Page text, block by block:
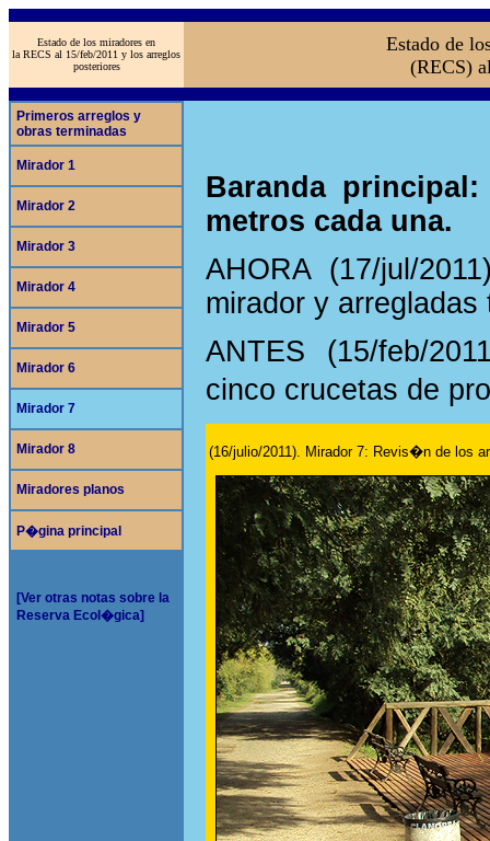
Estado de los miradores en
la RECS al 15/feb/2011 y los arreglos
posteriores
Estado de
(RECS)
Primeros arreglos y
obras terminadas
Mirador 1
Mirador 2
Mirador 3
Mirador 4
Mirador 5
Mirador 6
Mirador 7
Mirador 8
Miradores planos
P�gina principal
[Ver otras notas sobre la
Reserva Ecol�gica]
Baranda
metros cada una.
AHORA (17/jul/
mirador y
ANTES (15/feb/
cinco crucetas de
(16/julio/2011). Mirador 7: Revis�n de los